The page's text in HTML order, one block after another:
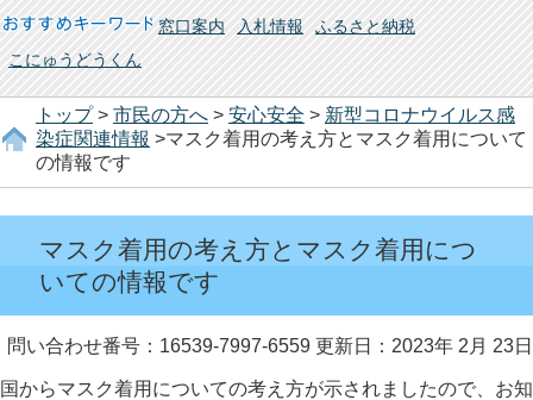
おすすめキーワード 窓口案内 入札情報
ふるさと納税
こにゅうどうくん
トップ> 市民の方へ > 安心安全 > 新型コロナウイルス感
染症関連情報 >マスク着用の考え方とマスク着用について
の情報です
マスク着用の考え方とマスク着用につ
いての情報です
問い合わせ番号：16539-7997-6559 更新日：2023年 2月 23日
国からマスク着用についての考え方が示されましたので、お知